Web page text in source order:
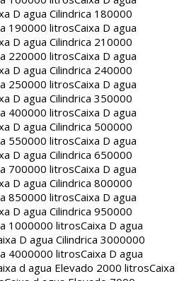
D agua Cilindrica 180000
190000 litrosCaixa D agua
D agua Cilindrica 210000
220000 litrosCaixa D agua
D agua Cilindrica 240000
250000 litrosCaixa D agua
D agua Cilindrica 350000
400000 litrosCaixa D agua
D agua Cilindrica 500000
550000 litrosCaixa D agua
D agua Cilindrica 650000
700000 litrosCaixa D agua
D agua Cilindrica 800000
850000 litrosCaixa D agua
D agua Cilindrica 950000
1000000 litrosCaixa D agua
D agua Cilindrica 3000000
4000000 litrosCaixa D agua
d agua Elevado 2000 litrosCaixa